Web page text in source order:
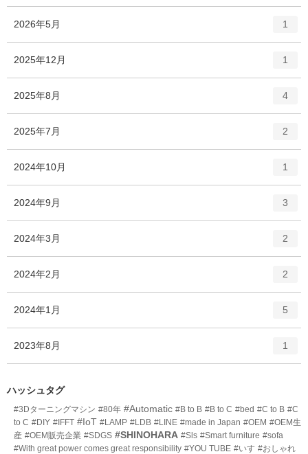
2026年5月
リ
ー
1
2025年12月
ー
1
2025年8月
ー
数
4
2025年7月
リ
ー
2
2024年10月
ー
1
2024年9月
ー
3
2024年3月
ー
2
2024年2月
ー
2
2024年1月
ー
5
2023年8月
リ
数
1
ハッシュタグ
#3Dターニングマシン #80年 #Automatic #B to B #B to C #bed #C to B #C
to C #DIY #IFFT #IoT #LAMP #LDB #LINE #made in Japan #OEM #OEM生
産 #OEM販売企業 #SDGS #SHINOHARA #Sls #Smart furniture #sofa
#With great power comes great responsibility #YOU TUBE #いす #おしゃれ